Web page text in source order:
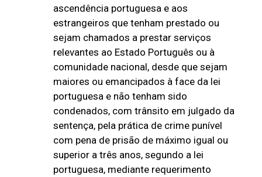
ascendência portuguesa e aos
estrangeiros que tenham prestado ou
sejam chamados a prestar serviços
relevantes ao Estado Português ou à
comunidade nacional, desde que sejam
maiores ou emancipados à face da lei
portuguesa e não tenham sido
condenados, com trânsito em julgado da
sentença, pela prática de crime punível
com pena de prisão de máximo igual ou
superior a três anos, segundo a lei
portuguesa, mediante requerimento